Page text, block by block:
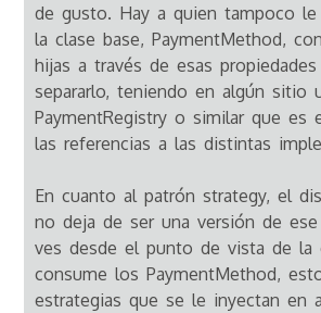
de gusto. Hay a quien tampoco le
la clase base, PaymentMethod,
hijas a través de esas
separarlo, teniendo en algún sitio
PaymentRegistry o similar que es
las referencias a las distintas
En cuanto al patrón strategy, el
no deja de ser una versión de
ves desde el punto de vista de la
consume los PaymentMethod,
estrategias que se le inyectan en